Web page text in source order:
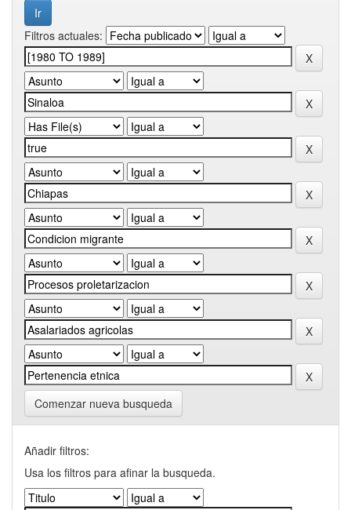
Filtros actuales:
Comenzar nueva busqueda
Añadir filtros:
Usa los filtros para afinar la busqueda.